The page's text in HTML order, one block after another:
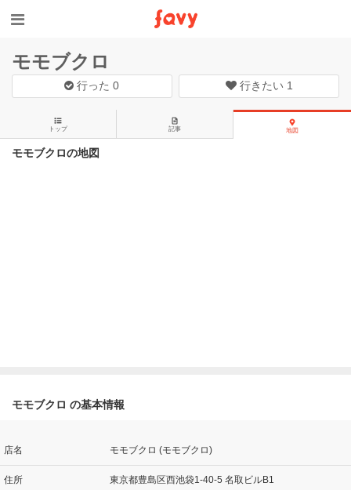
モモブクロ
行った0 行きたい 1
トップ 記事 地図
モモブクロの地図
モモブクロ の基本情報
店名 モモブクロ (モモブクロ)
住所 東京都豊島区西池袋1-40-5 名取ビルB1